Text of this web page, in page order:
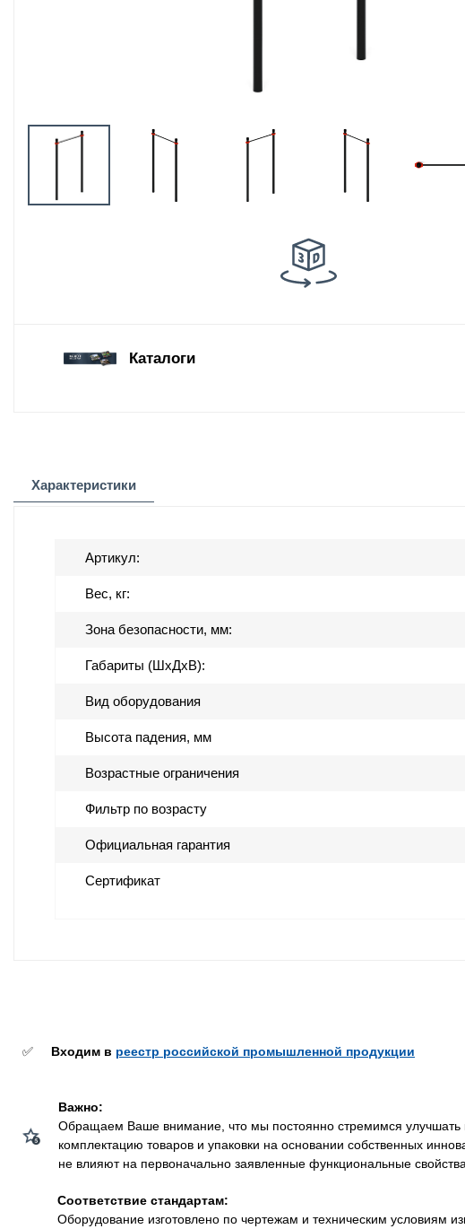
оборудование
детских площадок
Каталоги
Характеристики
Вид оборудования
Высота падения, мм
Возрастные ограничения
Фильтр по возрасту
Официальная гарантия
Сертификат
Артикул:
Вес, кг:
Зона безопасности, мм:
Габариты (ШхДхВ):
✅ Входим в реестр российской промышленной продукции
Важно:
Обращаем Ваше внимание, что мы постоянно стремимся улучшать
комплектацию товаров и упаковки на основании собственных
не влияют на первоначально заявленные функциональные
Соответствие стандартам:
Оборудование изготовлено по чертежам и техническим условиям